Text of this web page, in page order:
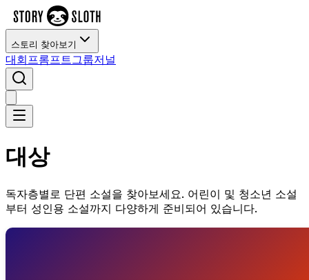
스토리 찾아보기
대회프롬프트그룹저널
대상
독자층별로 단편 소설을 찾아보세요. 어린이 및 청소년 소설
부터 성인용 소설까지 다양하게 준비되어 있습니다.